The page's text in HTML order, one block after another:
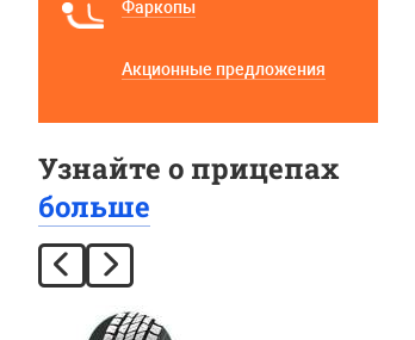
Фаркопы
Акционные предложения
Узнайте о прицепах
больше